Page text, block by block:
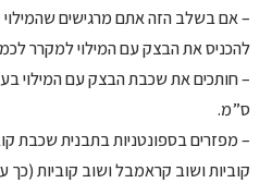
– אם בשלב הזה אתם מרגישים
להכניס את הבצק עם המילוי למקרר
ס”מ.
– מפזרים בספונטניות בתבנית שכבת
קוביות ושוב קראמבל ושוב קוביות (כך